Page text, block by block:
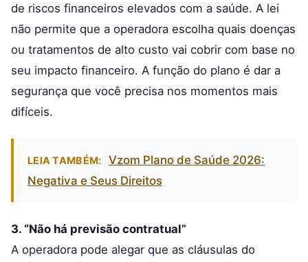
de riscos financeiros elevados com a saúde. A lei
não permite que a operadora escolha quais doenças
ou tratamentos de alto custo vai cobrir com base no
seu impacto financeiro. A função do plano é dar a
segurança que você precisa nos momentos mais
difíceis.
LEIA TAMBÉM:
Vzom Plano de Saúde 2026:
Negativa e Seus Direitos
3. “Não há previsão contratual”
A operadora pode alegar que as cláusulas do